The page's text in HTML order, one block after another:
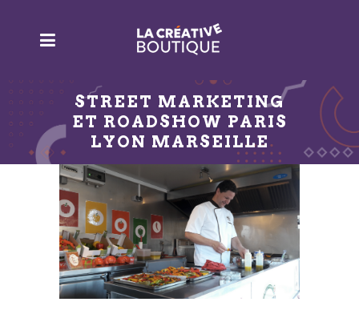
STREET MARKETING
ET ROADSHOW PARIS
LYON MARSEILLE